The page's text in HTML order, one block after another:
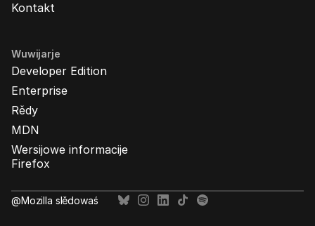
Kontakt
Wuwijarje
Developer Edition
Enterprise
Rědy
MDN
Wersijowe informacije
Firefox
@Mozilla slědowaś